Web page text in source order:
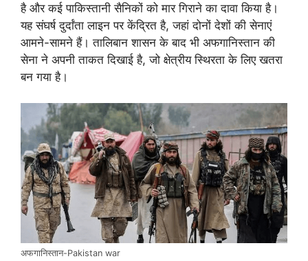
है और कई पाकिस्तानी सैनिकों को मार गिराने का दावा किया है।
यह संघर्ष दुर्दांता लाइन पर केंद्रित है, जहां दोनों देशों की सेनाएं
आमने-सामने हैं। तालिबान शासन के बाद भी अफगानिस्तान की
सेना ने अपनी ताकत दिखाई है, जो क्षेत्रीय स्थिरता के लिए खतरा
बन गया है।
अफगानिस्तान-Pakistan war